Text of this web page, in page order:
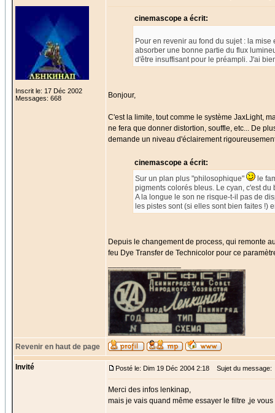
Inscrit le: 17 Déc 2002
Messages: 668
cinemascope a écrit:
Pour en revenir au fond du sujet : la
absorber une bonne partie du flux
d'être insuffisant pour le préampli. J'ai
Bonjour,
C'est la limite, tout comme le système JaxLight,
ne fera que donner distortion, souffle, etc... De
demande un niveau d'éclairement
cinemascope a écrit:
Sur un plan plus "philosophique"
le
pigments colorés bleus. Le cyan, c'est du
A la longue le son ne risque-t-il pas de
les pistes sont (si elles sont bien faites !)
Depuis le changement de process, qui remonte
feu Dye Transfer de Technicolor pour ce
Revenir en haut de page
Invité Posté le: Dim 19 Déc 2004 2:18 Sujet du message:
Merci des infos lenkinap,
mais je vais quand même essayer le filtre ,je